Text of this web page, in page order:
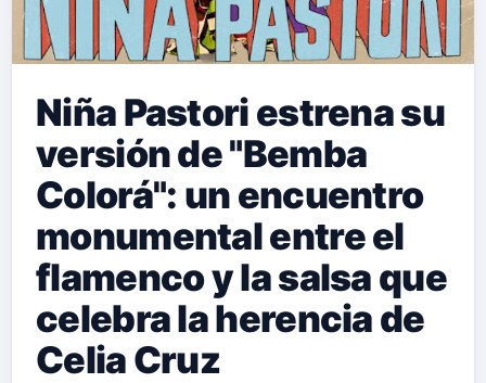
Niña Pastori estrena su
versión de "Bemba
Colorá": un encuentro
monumental entre el
flamenco y la salsa que
celebra la herencia de
Celia Cruz